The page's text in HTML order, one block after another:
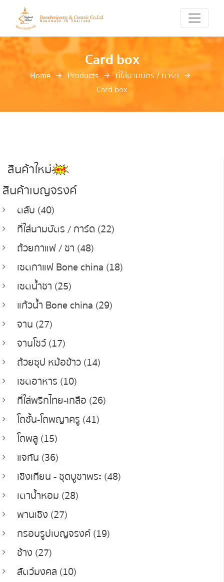
Card box
Home Products
ที่ใส่นามบัตร / การ์ด
Card box
สินค้าใหม่
สินค้าเบญจรงค์
ตลับ (40)
ที่ใส่นามบัตร / การ์ด (22)
ถ้วยกาแฟ / ชา (48)
เซตกาแฟ Bone china (18)
เซตน้ำชา (25)
แก้วน้ำ Bone china (29)
จาน (27)
จานโชว์ (17)
ถ้วยซุป หม้อข้าว (14)
เซตอาหาร (10)
ที่ใส่พริกไทย-เกลือ (26)
โถชั้น-โถพญาครู (41)
โถพลู (15)
แจกัน (36)
เชิงเทียน - ชุดบูชาพระ (48)
เตาน้ำหอม (28)
พานเชิง (27)
กรอบรูปเบญจรงค์ (19)
ช้าง (27)
สัตว์มงคล (10)